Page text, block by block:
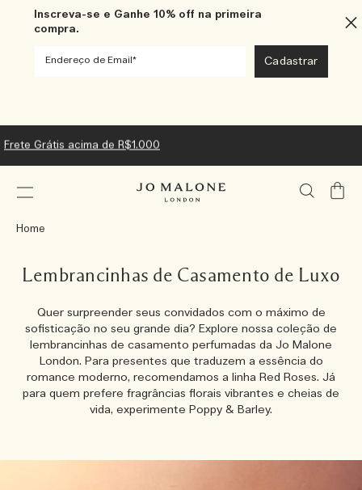
Inscreva-se e Ganhe 10% off na primeira
compra.
Frete Grátis acima de R$1.000
Meu
Home
Lembrancinhas de Casamento de Luxo
Quer surpreender seus convidados com o máximo de
sofisticação no seu grande dia? Explore nossa coleção de
lembrancinhas de casamento perfumadas da Jo Malone
London. Para presentes que traduzem a essência do
romance moderno, recomendamos a linha Red Roses. Já
para quem prefere fragrâncias florais vibrantes e cheias de
vida, experimente Poppy & Barley.